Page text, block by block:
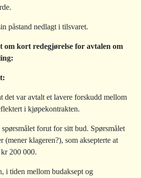
påstand nedlagt i tilsvaret.
om kort redegjørelse for avtalen om
det var avtalt et lavere forskudd mellom
i kjøpekontrakten.
forut for sitt bud. Spørsmålet
(mener klageren?), som aksepterte at
200 000.
i tiden mellom budaksept og